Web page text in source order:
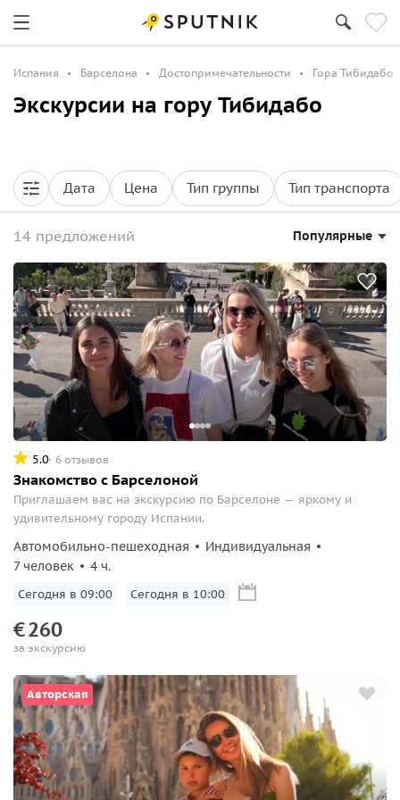
Испания Барселона Достопримечательности Гора Тибидабо
Экскурсии на гору Тибидабо
Дата Цена Тип группы Тип транспорта
14 предложений Популярные
5.0 6 отзывов
Знакомство с Барселоной
Приглашаем вас на экскурсию по Барселоне — яркому и
удивительному городу Испании.
Автомобильно-пешеходная
Индивидуальная
7 человек
4 ч.
Сегодня в 09:00 Сегодня в 10:00
€260
за экскурсию
Авторская